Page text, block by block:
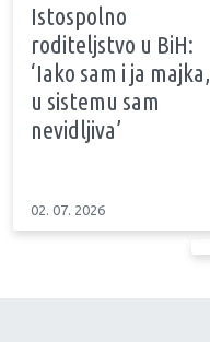
Istospolno
roditeljstvo u BiH:
‘Iako sam i ja majka,
u sistemu sam
nevidljiva’
02. 07. 2026